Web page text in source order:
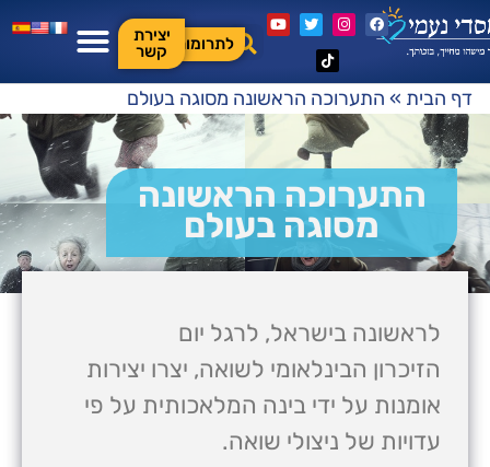
לתרומות
יצירת
קשר
דף הבית » התערוכה הראשונה מסוגה בעולם
התערוכה הראשונה
מסוגה בעולם
לראשונה בישראל, לרגל יום
הזיכרון הבינלאומי לשואה, יצרו יצירות
אומנות על ידי בינה המלאכותית על פי
עדויות של ניצולי שואה.